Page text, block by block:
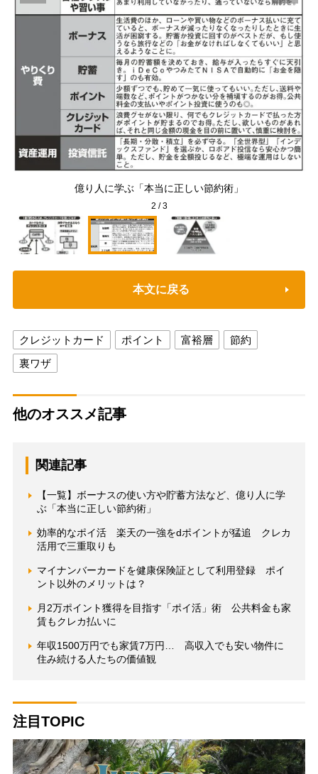
億り人に学ぶ「本当に正しい節約術」
2 /3
本文に戻る
クレジットカード ポイント 富裕層
節約
裏ワザ
他のオススメ記事
関連記事
【一覧】ボーナスの使い方や貯蓄方法など、億り人に学
ぶ「本当に正しい節約術」
効率的なポイ活 楽天の一強をdポイントが猛追 クレカ
活用で三重取りも
マイナンバーカードを健康保険証として利用登録 ポイ
ント以外のメリットは？
月2万ポイント獲得を目指す「ポイ活」術 公共料金も家
賃もクレカ払いに
年収1500万円でも家賃7万円… 高収入でも安い物件に
住み続ける人たちの価値観
注目TOPIC